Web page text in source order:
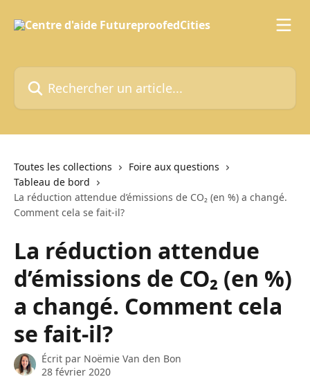
Rechercher un article...
Toutes les collections
Foire aux questions
Tableau de bord
La réduction attendue d’émissions de CO₂ (en %) a changé.
Comment cela se fait-il?
La réduction attendue
d’émissions de CO₂ (en %)
a changé. Comment cela
se fait-il?
Écrit par Noëmie Van den Bon
28 février 2020